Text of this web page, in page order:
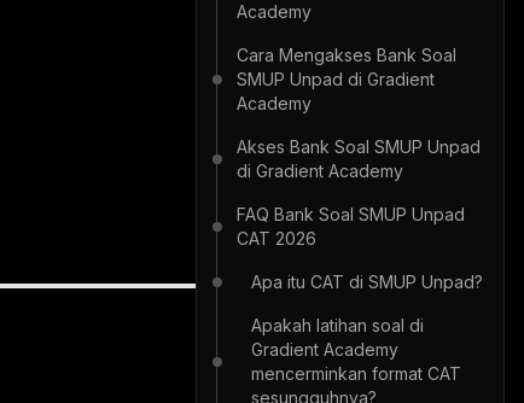
Academy
Cara Mengakses Bank Soal
SMUP Unpad di Gradient
Academy
Akses Bank Soal SMUP Unpad
di Gradient Academy
FAQ Bank Soal SMUP Unpad
CAT 2026
Apa itu CAT di SMUP Unpad?
Apakah latihan soal di
Gradient Academy
mencerminkan format CAT
sesungguhnya?